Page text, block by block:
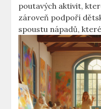
poutavých aktivit,
⁢zároveň podpoří
spoustu nápadů,‌